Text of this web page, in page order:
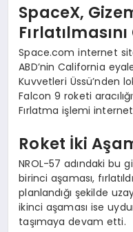
EĞITIM
SIYASET
SpaceX,
Space.com internet
ABD’nin California
Kuvvetleri Üssü’nden
Falcon 9 roketi
Fırlatma işlemi
Roket İki
NROL-57 adındaki bu
birinci aşaması,
planlandığı şekilde
ikinci aşaması ise
taşımaya devam etti.